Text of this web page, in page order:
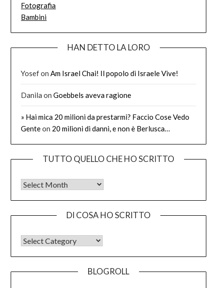
Fotografia
Bambini
HAN DETTO LA LORO
Yosefon Am Israel Chai! Il popolo di Israele Vive!
Danila onGoebbels aveva ragione
» Hai mica 20 milioni da prestarmi? Faccio Cose Vedo
Genteon 20 milioni di danni, e non è Berlusca…
TUTTO QUELLO CHE HO SCRITTO
Tutto quello che ho scritto
DI COSA HO SCRITTO
DI COSA HO SCRITTO
BLOGROLL